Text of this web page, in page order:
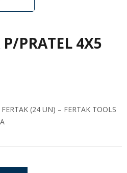
PRATEL 4X5
(24 UN) – FERTAK TOOLS